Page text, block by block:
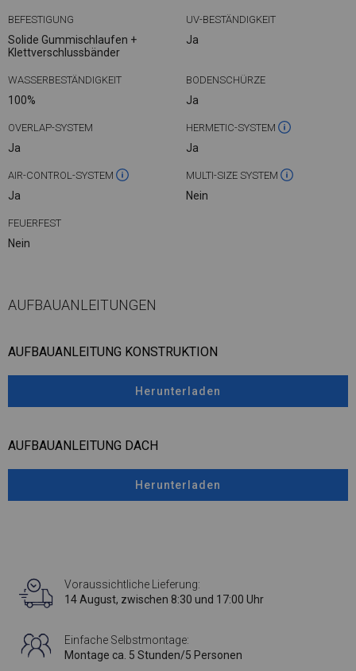
BEFESTIGUNG
Solide Gummischlaufen +
Klettverschlussbänder
UV-BESTÄNDIGKEIT
Ja
WASSERBESTÄNDIGKEIT
100%
BODENSCHÜRZE
Ja
OVERLAP-SYSTEM
Ja
HERMETIC-SYSTEM
Ja
AIR-CONTROL-SYSTEM
Ja
MULTI-SIZE SYSTEM
Nein
FEUERFEST
Nein
AUFBAUANLEITUNGEN
AUFBAUANLEITUNG KONSTRUKTION
Herunterladen
AUFBAUANLEITUNG DACH
Herunterladen
Voraussichtliche Lieferung:
14 August, zwischen 8:30 und 17:00 Uhr
Einfache Selbstmontage:
Montage ca. 5 Stunden/5 Personen